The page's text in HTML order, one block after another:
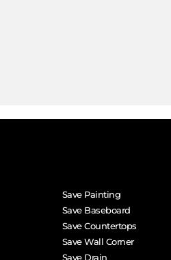
Save Painting
Save Baseboard
Save Countertops
Save Wall Corner
Save Drain